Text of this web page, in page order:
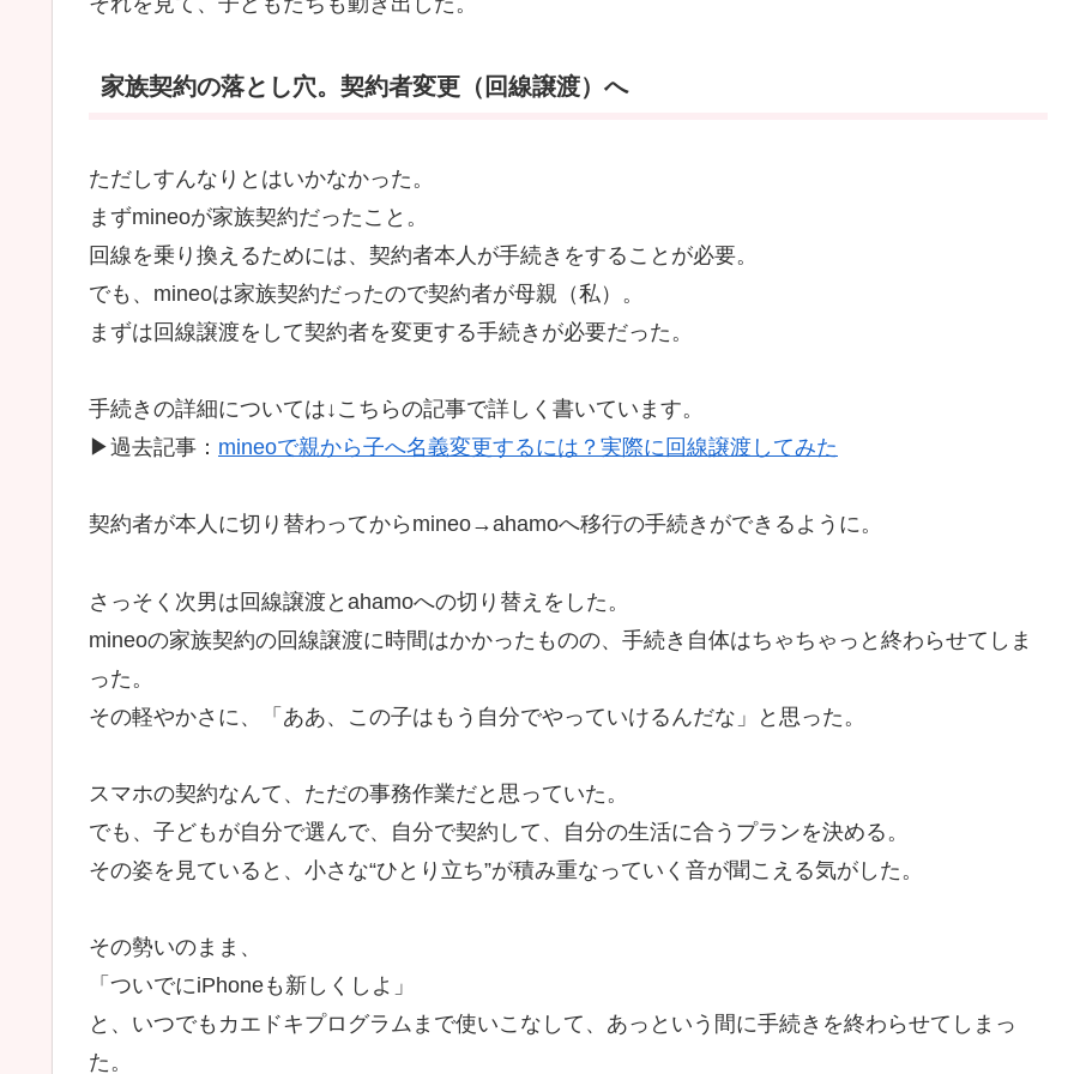
家族契約の落とし穴。契約者変更（回線譲渡）へ
ただしすんなりとはいかなかった。
まずmineoが家族契約だったこと。
回線を乗り換えるためには、契約者本人が手続きをすることが必要。
でも、mineoは家族契約だったので契約者が母親（私）。
まずは回線譲渡をして契約者を変更する手続きが必要だった。
手続きの詳細については↓こちらの記事で詳しく書いています。
▶過去記事： mineoで親から子へ名義変更するには？実際に回線譲渡してみた
契約者が本人に切り替わってからmineo→ahamoへ移行の手続きができるように。
さっそく次男は回線譲渡とahamoへの切り替えをした。
mineoの家族契約の回線譲渡に時間はかかったものの、手続き自体はちゃちゃっと終わらせてしま
った。
その軽やかさに、「ああ、この子はもう自分でやっていけるんだな」と思った。
スマホの契約なんて、ただの事務作業だと思っていた。
でも、子どもが自分で選んで、自分で契約して、自分の生活に合うプランを決める。
その姿を見ていると、小さな“ひとり立ち”が積み重なっていく音が聞こえる気がした。
その勢いのまま、
「ついでにiPhoneも新しくしよ」
と、いつでもカエドキプログラムまで使いこなして、あっという間に手続きを終わらせてしまっ
た。